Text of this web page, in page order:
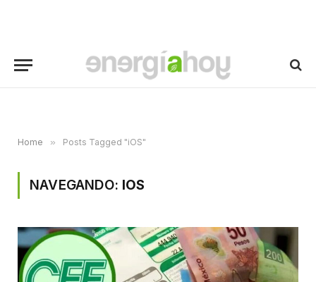
Home » Posts Tagged "iOS"
NAVEGANDO: IOS